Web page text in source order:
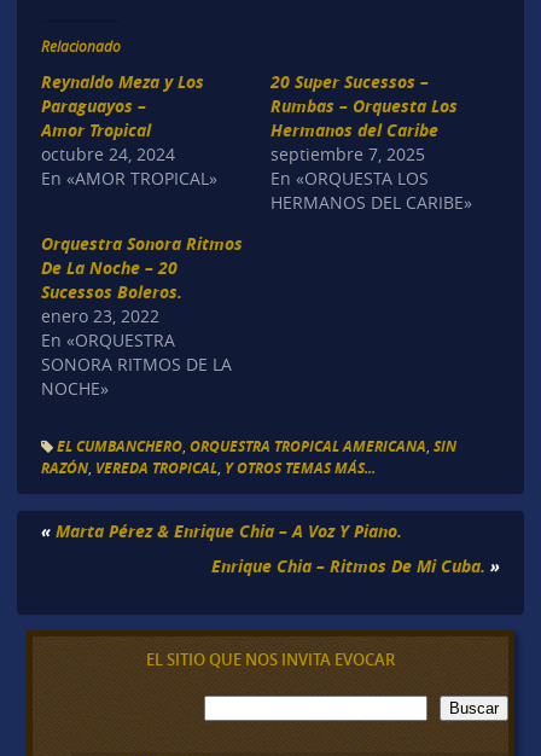
Relacionado
Reynaldo Meza y Los
Paraguayos –
Amor Tropical
octubre 24, 2024
En «AMOR TROPICAL»
20 Super Sucessos –
Rumbas – Orquesta Los
Hermanos del Caribe
septiembre 7, 2025
En «ORQUESTA LOS
HERMANOS DEL CARIBE»
Orquestra Sonora Ritmos
De La Noche – 20
Sucessos Boleros.
enero 23, 2022
En «ORQUESTRA
SONORA RITMOS DE LA
NOCHE»
EL CUMBANCHERO, ORQUESTRA TROPICAL AMERICANA SIN
RAZÓN, VEREDA TROPICAL, Y OTROS TEMAS MÁS...
« Marta Pérez & Enrique Chia – A Voz Y Piano.
Enrique Chia – Ritmos De Mi Cuba. »
EL SITIO QUE NOS INVITA EVOCAR
B
u
Buscar